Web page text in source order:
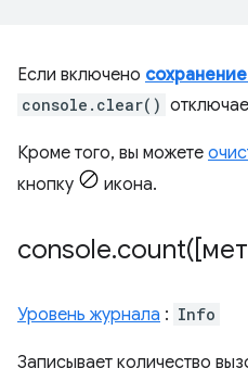
Если включено
console.clear()
Кроме того, вы можете
кнопку
икона.
console.count(
Уровень журнала : Info
Записывает количество